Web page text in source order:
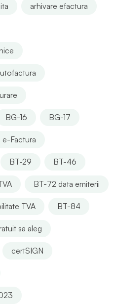
arhivare efactura
BG-16 BG-17
e-Factura
BT-29 BT-46
BT-72 data emiterii
TVA BT-84
sa aleg
certSIGN